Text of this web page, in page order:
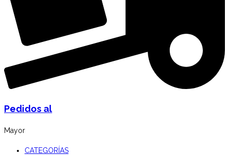
Pedidos al
Mayor
CATEGORÍAS